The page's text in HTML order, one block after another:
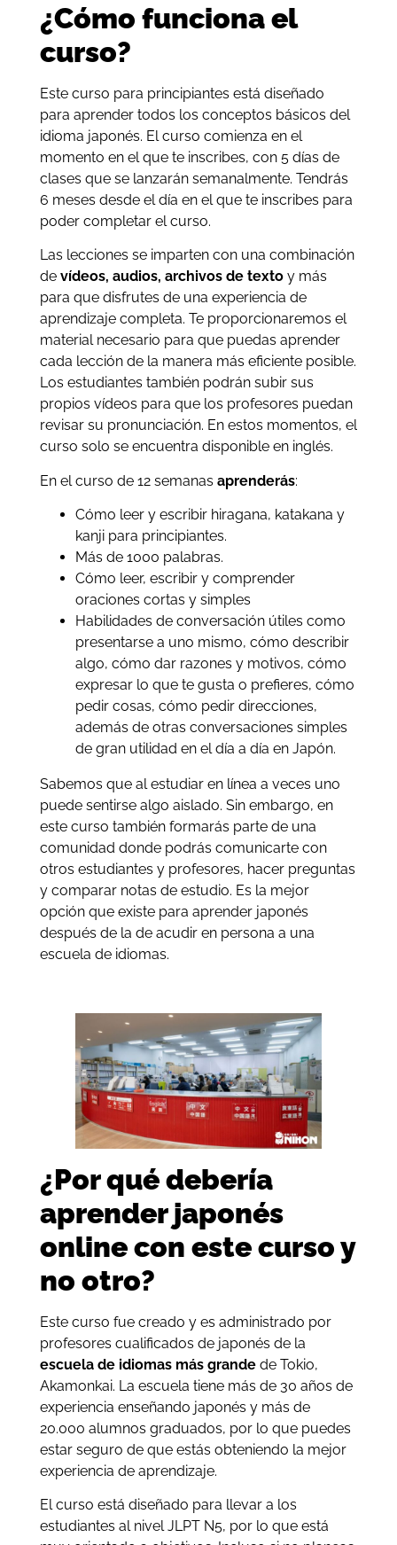
¿Cómo funciona el
curso?
Este curso para principiantes está diseñado
para aprender todos los conceptos básicos del
idioma japonés. El curso comienza en el
momento en el que te inscribes, con 5 días de
clases que se lanzarán semanalmente. Tendrás
6 meses desde el día en el que te inscribes para
poder completar el curso.
Las lecciones se imparten con una combinación
de vídeos, audios, archivos de textoy más
para que disfrutes de una experiencia de
aprendizaje completa. Te proporcionaremos el
material necesario para que puedas aprender
cada lección de la manera más eficiente posible.
Los estudiantes también podrán subir sus
propios vídeos para que los profesores puedan
revisar su pronunciación. En estos momentos, el
curso solo se encuentra disponible en inglés.
En el curso de 12 semanas aprenderás:
Cómo leer y escribir hiragana, katakana y
kanji para principiantes.
Más de 1000 palabras.
Cómo leer, escribir y comprender
oraciones cortas y simples
Habilidades de conversación útiles como
presentarse a uno mismo, cómo describir
algo, cómo dar razones y motivos, cómo
expresar lo que te gusta o prefieres, cómo
pedir cosas, cómo pedir direcciones,
además de otras conversaciones simples
de gran utilidad en el día a día en Japón.
Sabemos que al estudiar en línea a veces uno
puede sentirse algo aislado. Sin embargo, en
este curso también formarás parte de una
comunidad donde podrás comunicarte con
otros estudiantes y profesores, hacer preguntas
y comparar notas de estudio. Es la mejor
opción que existe para aprender japonés
después de la de acudir en persona a una
escuela de idiomas.
¿Por qué debería
aprender japonés
online con este curso y
no otro?
Este curso fue creado y es administrado por
profesores cualificados de japonés de la
escuela de idiomas más grandede Tokio,
Akamonkai. La escuela tiene más de 30 años de
experiencia enseñando japonés y más de
20.000 alumnos graduados, por lo que puedes
estar seguro de que estás obteniendo la mejor
experiencia de aprendizaje.
El curso está diseñado para llevar a los
estudiantes al nivel JLPT N5, por lo que está